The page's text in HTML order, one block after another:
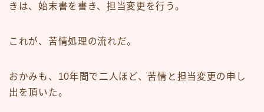
きは、始末書を書き、担当変更を行う。
これが、苦情処理の流れだ。
おかみも、10年間で二人ほど、苦情と担当変更の申し
出を頂いた。